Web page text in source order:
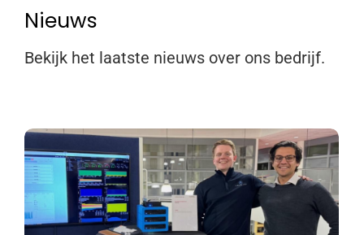
Nieuws
Bekijk het laatste nieuws over ons bedrijf.